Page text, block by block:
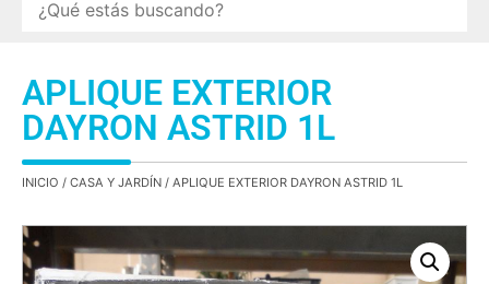
APLIQUE EXTERIOR
DAYRON ASTRID 1L
INICIO / CASA Y JARDÍN / APLIQUE EXTERIOR DAYRON ASTRID 1L